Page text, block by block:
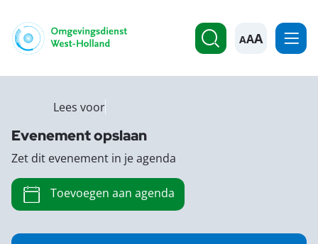
A
Lees voor
Evenement opslaan
Zet dit evenement in je agenda
Toevoegen aan agenda